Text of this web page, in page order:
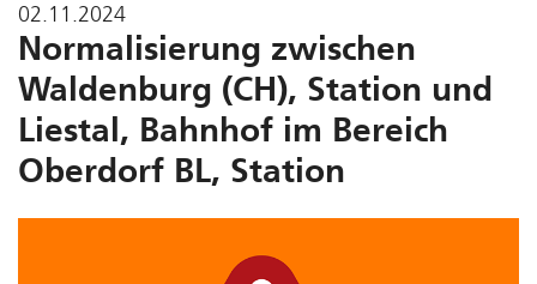
02.11.2024
Normalisierung zwischen
Waldenburg (CH), Station und
Liestal, Bahnhof im Bereich
Oberdorf BL, Station